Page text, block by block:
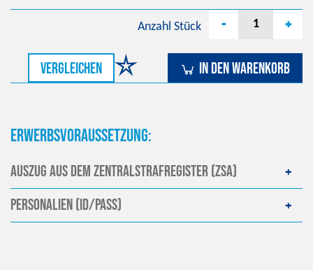
vergleichen
Anzahl Stück - +
In den Warenkorb
Erwerbsvoraussetzung:
Auszug aus dem Zentralstrafregister (ZSA)
Personalien (ID/Pass)